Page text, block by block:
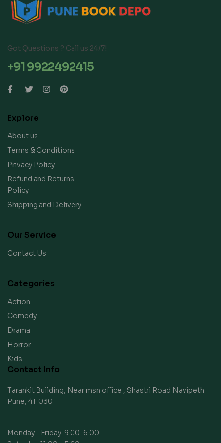
Got Questions ? Call us 24/7!
+91 9922492415
Explore
About us
Terms & Conditions
Privacy Policy
Refund and Returns
Policy
Shipping and Delivery
Our Service
Contact Us
Categories
Action
Comedy
Drama
Horror
Kids
Contact Info
Tarankit Building, Near msn office , Shastri Road Navipeth
Pune, 411030
Monday – Friday: 9:00-6:00